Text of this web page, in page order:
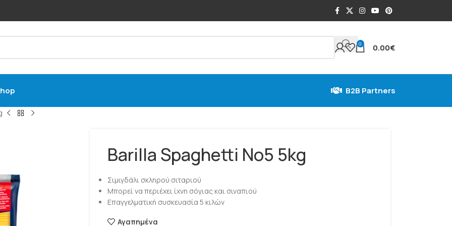
0 0.00€
B2B Partners
Barilla Spaghetti No5 5kg
Σιμιγδάλι σκληρού σιταριού
Μπορεί να περιέχει ίχνη σόγιας και σιναπιού
Επαγγελματική συσκευασία 5 κιλών
Αγαπημένα